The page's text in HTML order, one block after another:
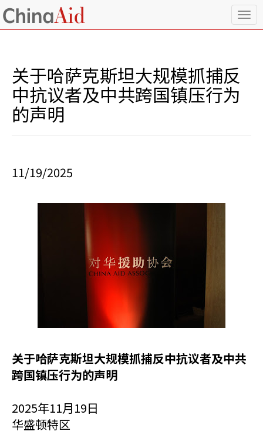
T
o
关于哈萨克斯坦大规模抓捕反
中抗议者及中共跨国镇压行为
的声明
11/19/2025
关于哈萨克斯坦大规模抓捕反中抗议者及中共
跨国镇压行为的声明
2025年11月19日
华盛顿特区